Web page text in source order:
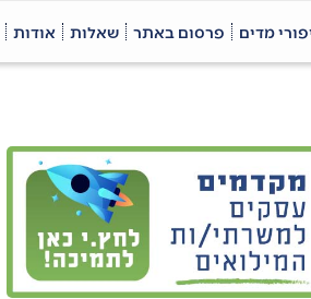
מדים פרסום באתר שאלות אודות